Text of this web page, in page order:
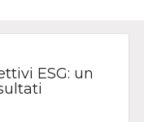
ESG: un